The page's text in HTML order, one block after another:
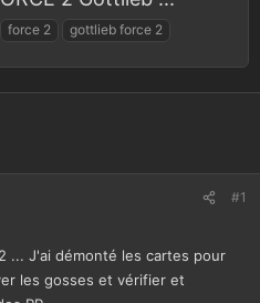
g
force 2 gottlieb force 2
#1
... J'ai démonté les cartes pour
les gosses et vérifier et